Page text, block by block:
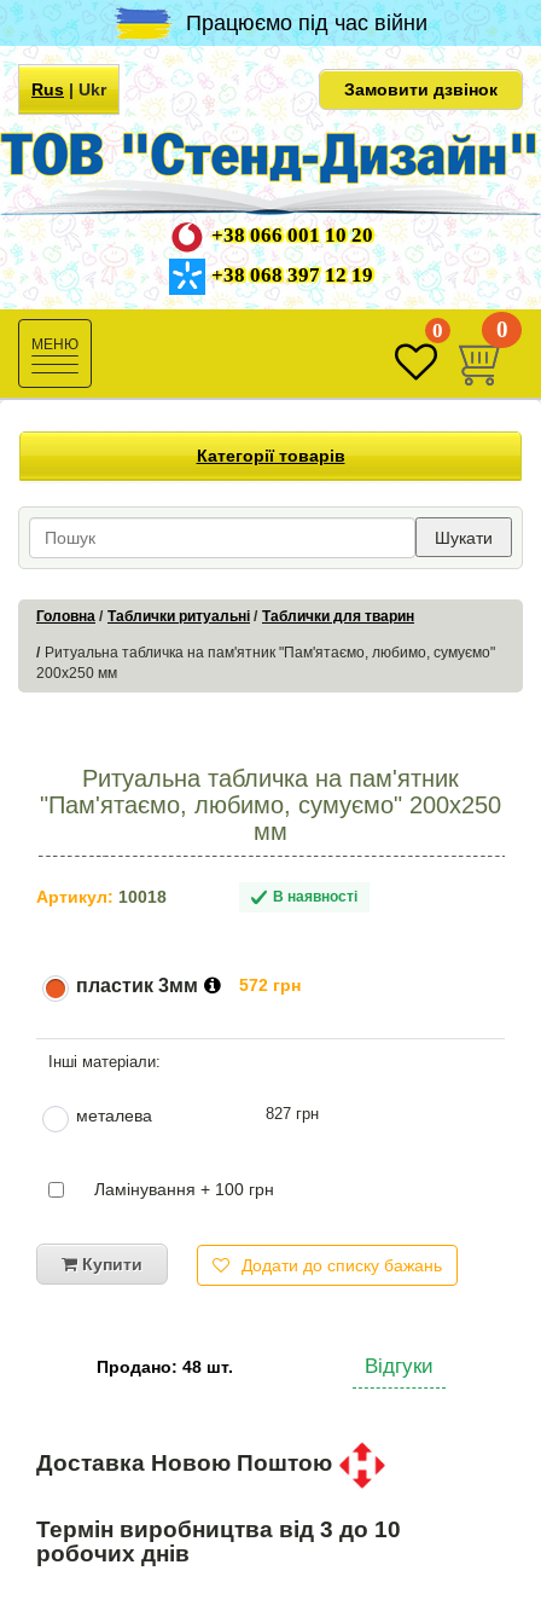
Працюємо під час війни
Rus|Ukr Замовити дзвінок
+38 066 001 10 20
+38 068 397 12 19
Toggle
navigation
0 0
Категорії товарів
Шукати
Головна Таблички ритуальні Таблички для тварин
Ритуальна табличка на пам'ятник "Пам'ятаємо, любимо, сумуємо"
200х250 мм
Ритуальна табличка на пам'ятник
"Пам'ятаємо, любимо, сумуємо" 200х250
мм
Артикул: 10018 В наявності
пластик 3мм 572 грн
металева 827 грн
Ламінування + 100 грн
Купити Додати до списку бажань
Продано: 48 шт. Відгуки
Доставка Новою Поштою
Термін виробництва від 3 до 10
робочих днів